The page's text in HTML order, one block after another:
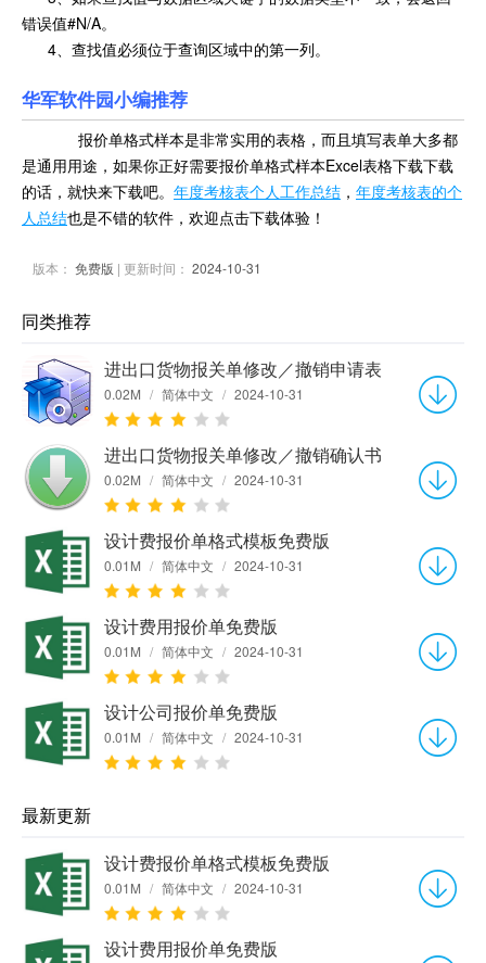
错误值#N/A。
4、查找值必须位于查询区域中的第一列。
华军软件园小编推荐
报价单格式样本是非常实用的表格，而且填写表单大多都
是通用用途，如果你正好需要报价单格式样本Excel表格下载下载
的话，就快来下载吧。 年度考核表个人工作总结 ， 年度考核表的个
人总结也是不错的软件，欢迎点击下载体验！
版本： 免费版 | 更新时间： 2024-10-31
同类推荐
进出口货物报关单修改／撤销申请表
0.02M / 简体中文 / 2024-10-31
进出口货物报关单修改／撤销确认书
0.02M / 简体中文 / 2024-10-31
设计费报价单格式模板免费版
0.01M / 简体中文 / 2024-10-31
设计费用报价单免费版
0.01M / 简体中文 / 2024-10-31
设计公司报价单免费版
0.01M / 简体中文 / 2024-10-31
最新更新
设计费报价单格式模板免费版
0.01M / 简体中文 / 2024-10-31
设计费用报价单免费版